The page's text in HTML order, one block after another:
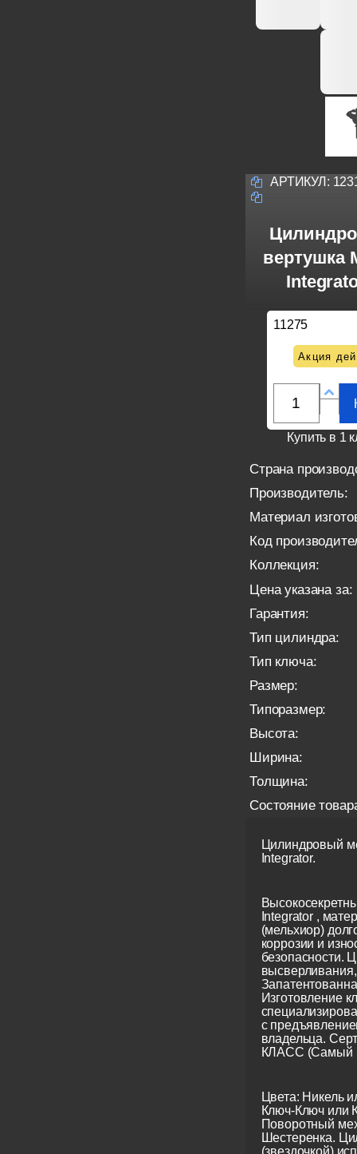
АРТИКУЛ:
вертушка
11275
Акция
Купить в 1
Страна
Производитель:
Материал
Код
Коллекция:
Цена указана за:
Гарантия:
Тип цилиндра:
Тип ключа:
Размер:
Типоразмер:
Высота:
Ширина:
Толщина:
Состояние
Цилиндровый
Integrator.
Integrator ,
(мельхиор)
коррозии и
безопасности.
Изготовление
с
владельца.
КЛАСС (Самый
Цвета: Никель
Ключ-Ключ или
Поворотный
Шестеренка.